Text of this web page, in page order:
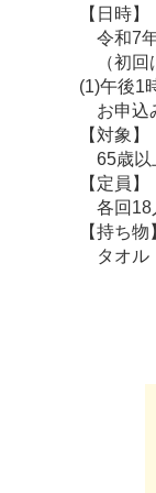
【日時】
令和7年
（初回
(1)午後1
お申込
【対象】
65歳以
【定員】
各回18
【持ち物
タオル